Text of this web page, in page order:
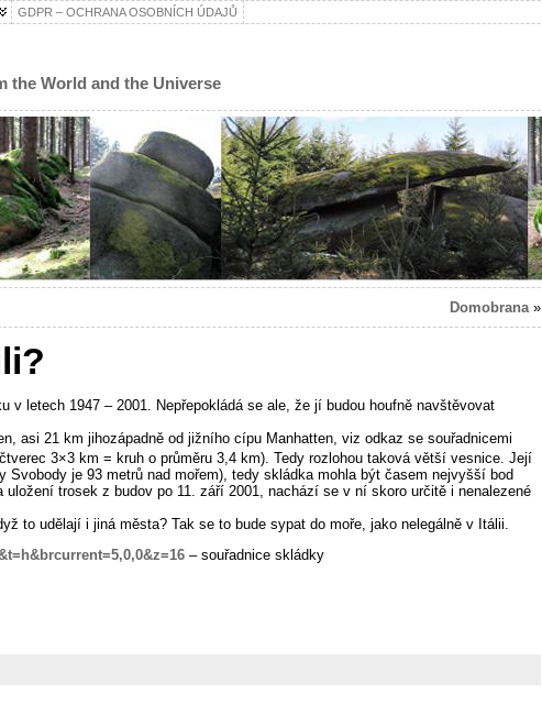
GDPR – OCHRANA OSOBNÍCH ÚDAJŮ
the World and the Universe
Domobrana»
v letech 1947 – 2001. Nepřepokládá se ale, že jí budou houfně navštěvovat
asi 21 km jihozápadně od jižního cípu Manhatten, viz odkaz se souřadnicemi
3×3 km = kruh o průměru 3,4 km). Tedy rozlohou taková větší vesnice. Její
Svobody je 93 metrů nad mořem), tedy skládka mohla být časem nejvyšší bod
trosek z budov po 11. září 2001, nachází se v ní skoro určitě i nenalezené
to udělají i jiná města? Tak se to bude sypat do moře, jako nelegálně v Itálii.
– souřadnice skládky